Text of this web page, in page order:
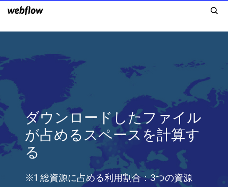
ダウンロードしたファイル
が占めるスペースを計算す
る
※1 総資源に占める利用割合：3つの資源